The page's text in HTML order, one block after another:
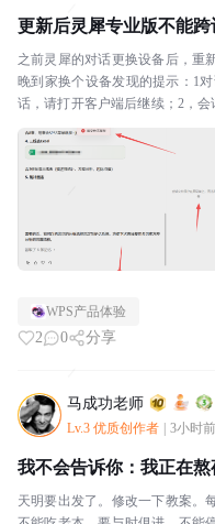
更新后灵犀专业版不能
之前灵犀的对话更换设备后，重
晚到家换个设备发现的提示：1
话，请打开客户端后继续；2，会
该文件不存在，此方式不知出于
WPS产品体验
2 0 分享
马成功老师
Lv.3 优质创作者 3小时前
我不会告诉你：我正在
天明要出发了。修改一下教案。